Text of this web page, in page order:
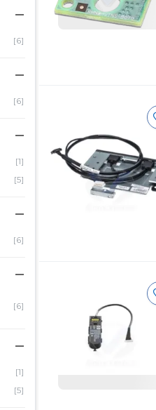
[6]
[6]
[1]
[5]
[6]
[6]
[1]
[5]